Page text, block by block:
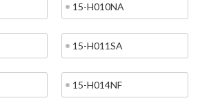
15-H010NA
15-H011SA
15-H014NF